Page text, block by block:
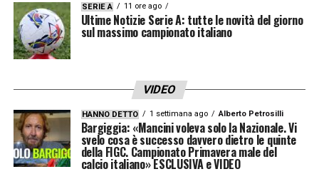
SERIE A 11 ore ago
Ultime Notizie Serie A: tutte le novità del giorno
sul massimo campionato italiano
VIDEO
HANNO DETTO 1 settimana ago Alberto Petrosilli
Bargiggia: «Mancini voleva solo la Nazionale. Vi
svelo cosa è successo davvero dietro le quinte
della FIGC. Campionato Primavera male del
calcio italiano» ESCLUSIVA e VIDEO